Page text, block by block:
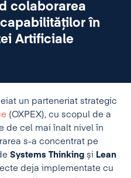
colaborarea
în
Artificiale
un parteneriat strategic
(OXPEX), cu scopul de a
de cel mai înalt nivel în
s-a concentrat pe
Systems Thinking și Lean
deja implementate cu